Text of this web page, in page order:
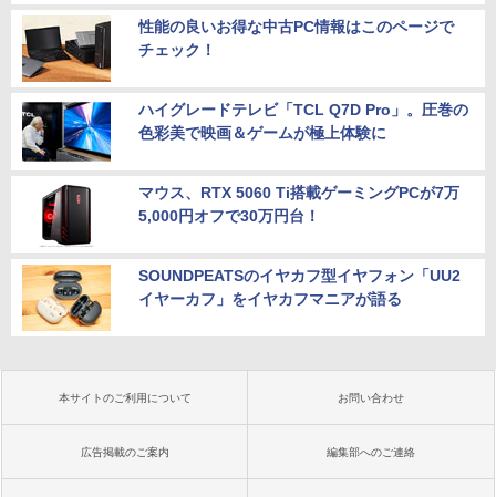
性能の良いお得な中古PC情報はこのページで
チェック！
ハイグレードテレビ「TCL Q7D Pro」。圧巻の
色彩美で映画＆ゲームが極上体験に
マウス、RTX 5060 Ti搭載ゲーミングPCが7万
5,000円オフで30万円台！
SOUNDPEATSのイヤカフ型イヤフォン「UU2
イヤーカフ」をイヤカフマニアが語る
本サイトのご利用について お問い合わせ
広告掲載のご案内 編集部へのご連絡